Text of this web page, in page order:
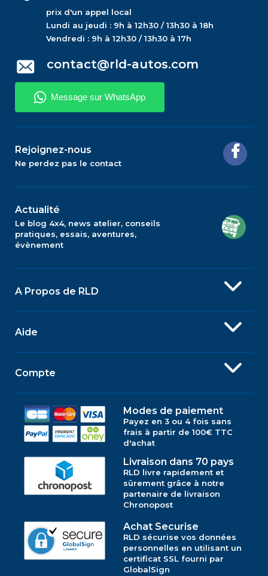
prix d'un appel local
Lundi au jeudi : 9h à 12h30 / 13h30 à 18h
Vendredi : 9h à 12h30 / 13h30 à 17h
contact@rld-autos.com
Rejoignez-nous
Ne perdez pas le contact
Actualité
Le blog 4x4, news atelier, conseils
pratiques, essais, aventures,
évènement
A Propos de RLD
Aide
Compte
Modes de paiement
Payez en 3 ou 4 fois sans
frais à partir de 100€ TTC
d'achat
Livraison dans 70 pays
RLD livre rapidement et
sûrement grâce à notre
partenaire de livraison
Chronopost
Achat Securise
RLD sécurise vos données
personnelles en utilisant un
certificat SSL fourni par
GlobalSign